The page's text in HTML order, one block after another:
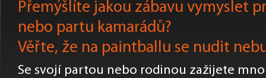
Přemýšlíte jakou zábavu vymyslet
nebo partu kamarádů?
Věřte, že na paintballu se nudit
Se svojí partou nebo rodinou zažijete